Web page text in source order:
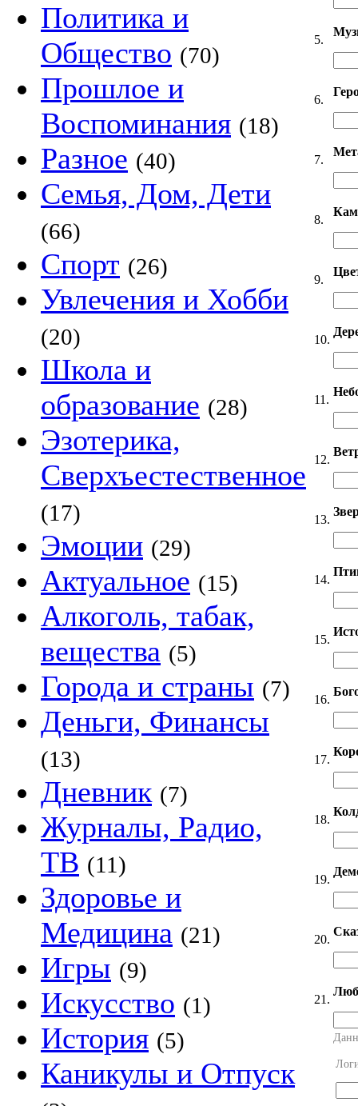
Политика и
Общество (70)
Прошлое и
Воспоминания (18)
Разное (40)
Семья, Дом, Дети
(66)
Спорт (26)
Увлечения и Хобби
(20)
Школа и
образование (28)
Эзотерика,
Сверхъестественное
(17)
Эмоции (29)
Актуальное (15)
Алкоголь, табак,
вещества (5)
Города и страны (7)
Деньги, Финансы
(13)
Дневник (7)
Журналы, Радио,
ТВ (11)
Здоровье и
Медицина (21)
Игры (9)
Искусство (1)
История (5)
Каникулы и Отпуск
5.
6.
7.
8.
9.
10.
11.
12.
13.
14.
15.
16.
17.
18.
19.
20.
21.